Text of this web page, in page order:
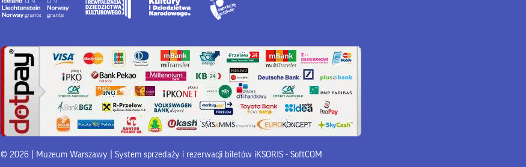
© 2026 | Muzeum Warszawy | System sprzedaży i rezerwacji biletów iKSORIS- SoftCOM